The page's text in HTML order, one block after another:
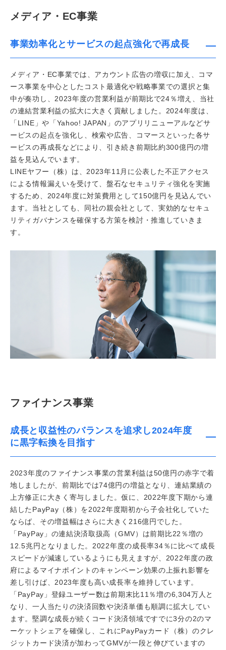
メディア・EC事業
事業効率化とサービスの起点強化で再成長
メディア・EC事業では、アカウント広告の増収に加え、コマ
ース事業を中心としたコスト最適化や戦略事業での選択と集
中が奏功し、2023年度の営業利益が前期比で24％増え、当社
の連結営業利益の拡大に大きく貢献しました。2024年度は、
「LINE」や「Yahoo! JAPAN」のアプリリニューアルなどサ
ービスの起点を強化し、検索や広告、コマースといった各サ
ービスの再成長などにより、引き続き前期比約300億円の増
益を見込んでいます。
LINEヤフー（株）は、2023年11月に公表した不正アクセス
による情報漏えいを受けて、盤石なセキュリティ強化を実施
するため、2024年度に対策費用として150億円を見込んでい
ます。当社としても、同社の親会社として、実効的なセキュ
リティガバナンスを確保する方策を検討・推進していきま
す。
ファイナンス事業
成長と収益性のバランスを追求し2024年度
に黒字転換を目指す
2023年度のファイナンス事業の営業利益は50億円の赤字で着
地しましたが、前期比では74億円の増益となり、連結業績の
上方修正に大きく寄与しました。仮に、2022年度下期から連
結したPayPay（株）を2022年度期初から子会社化していた
ならば、その増益幅はさらに大きく216億円でした。
「PayPay」の連結決済取扱高（GMV）は前期比22％増の
12.5兆円となりました。2022年度の成長率34％に比べて成長
スピードが減速しているようにも見えますが、2022年度の政
府によるマイナポイントのキャンペーン効果の上振れ影響を
差し引けば、2023年度も高い成長率を維持しています。
「PayPay」登録ユーザー数は前期末比11％増の6,304万人と
なり、一人当たりの決済回数や決済単価も順調に拡大してい
ます。堅調な成長が続くコード決済領域ですでに3分の2のマ
ーケットシェアを確保し、これにPayPayカード（株）のクレ
ジットカード決済が加わってGMVが一段と伸びていますの